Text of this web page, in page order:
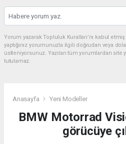
Yorum yazarak Topluluk Kuralları’nı kabul
yaptığınız yorumunuzla ilgili doğrudan veya
üstleniyorsunuz. Yazılan tüm yorumlardan
tutulamaz.
Anasayfa Yeni Modeller
BMW Motorrad
görücüye